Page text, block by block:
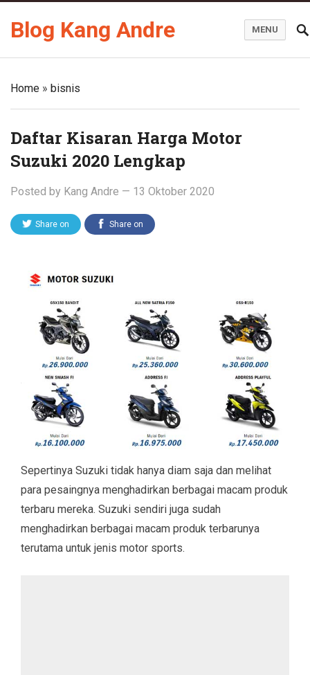
Blog Kang Andre MENU
Home » bisnis
Daftar Kisaran Harga Motor
Suzuki 2020 Lengkap
Posted by Kang Andre — 13 Oktober 2020
Share on Share on
Sepertinya Suzuki tidak hanya diam saja dan melihat
para pesaingnya menghadirkan berbagai macam produk
terbaru mereka. Suzuki sendiri juga sudah
menghadirkan berbagai macam produk terbarunya
terutama untuk jenis motor sports.